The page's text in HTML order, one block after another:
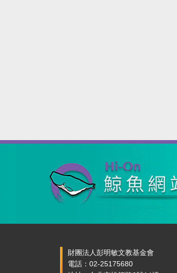
財團法人彭明敏文教基金會
電話：02-25175680